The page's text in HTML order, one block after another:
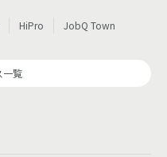
HiPro JobQ Town
一覧